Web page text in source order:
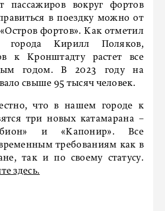
пассажиров вокруг фортов
в поездку можно от
фортов». Как отметил
города Кирилл Поляков,
к Кронштадту растет все
годом. В 2023 году на
свыше 95 тысяч человек.
что в нашем городе к
три новых катамарана –
и «Капонир». Все
требованиям как в
так и по своему статусу.
здесь.